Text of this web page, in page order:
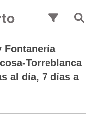
Fontanería
Torreblanca
al día, 7 días a